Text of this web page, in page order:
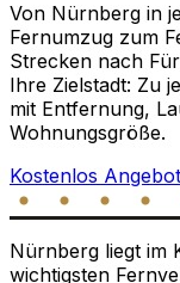
Von Nürnberg in
Fernumzug zum
Strecken nach
Ihre Zielstadt: Zu
mit Entfernung,
Wohnungsgröße.
Kostenlos
Nürnberg liegt im
wichtigsten